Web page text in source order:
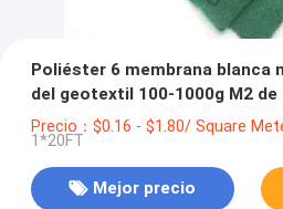
Poliéster 6 membrana blanca
del geotextil 100-1000g M2 de
Precio：$0.16 - $1.80/ Square
1*20FT
Mejor precio